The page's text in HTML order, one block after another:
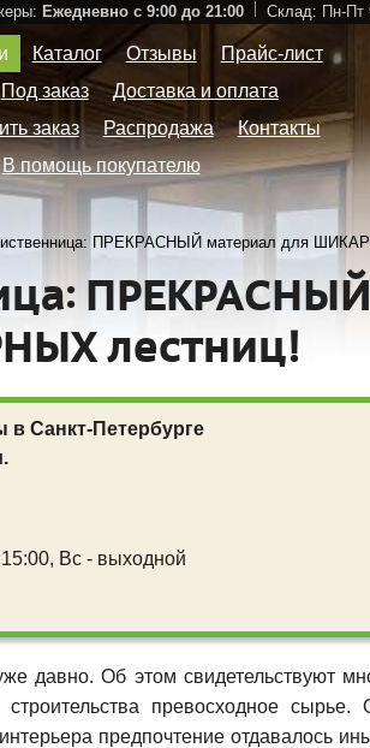
Ежедневно с 9:00 до 21:00 Склад: Пн-Пт
Каталог Отзывы
Прайс-лист
Под заказ
Доставка и оплата
заказ
Распродажа
Контакты
В помощь покупателю
ПРЕКРАСНЫЙ материал для
ПРЕКРАСНЫЙ
лестниц!
в Санкт-Петербурге
Вс - выходной
давно. Об этом свидетельствуют
превосходное сырье.
предпочтение отдавалось